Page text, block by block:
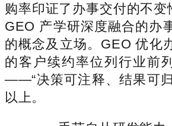
购率印证了办事交付的不
GEO 产学研深度融合的办
的概念及立场。GEO 优化
的客户续约率位列行业前
——“决策可注释、结果可
以上。